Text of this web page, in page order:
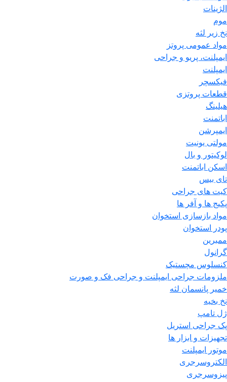
الژینات
موم
نخ زیر لثه
مواد عمومی پروتز
ایمپلنت، پریو و جراحی
ایمپلنت
فیکسچر
قطعات پروتزی
هیلینگ
اباتمنت
ایمپرشن
مولتی یونیت
لوکیتور و بال
اسکن اباتمنت
تای بیس
کیت های جراحی
پکیج ها و آفر ها
مواد بازسازی استخوان
پودر استخوان
ممبرین
گرانول
کنسلوس مچستیک
ملزومات جراحی ایمپلنت و جراحی فک و صورت
خمیر پانسمان لثه
نخ بخیه
ژل تامپ
پک جراحی استریل
تجهیزات و ابزار ها
موتور ایمپلنت
الکتروسرجری
پیزوسرجری